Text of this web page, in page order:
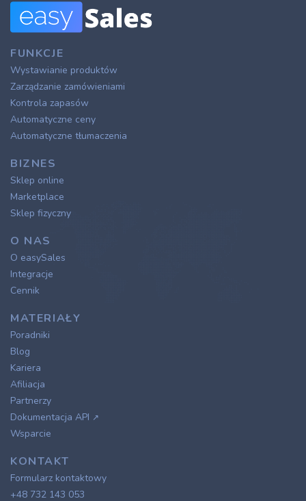
FUNKCJE
Wystawianie produktów
Zarządzanie zamówieniami
Kontrola zapasów
Automatyczne ceny
Automatyczne tłumaczenia
BIZNES
Sklep online
Marketplace
Sklep fizyczny
O NAS
O easySales
Integracje
Cennik
MATERIAŁY
Poradniki
Blog
Kariera
Afiliacja
Partnerzy
Dokumentacja API ↗
Wsparcie
KONTAKT
Formularz kontaktowy
+48 732 143 053